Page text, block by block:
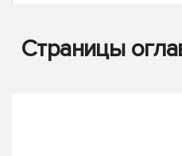
Страницы